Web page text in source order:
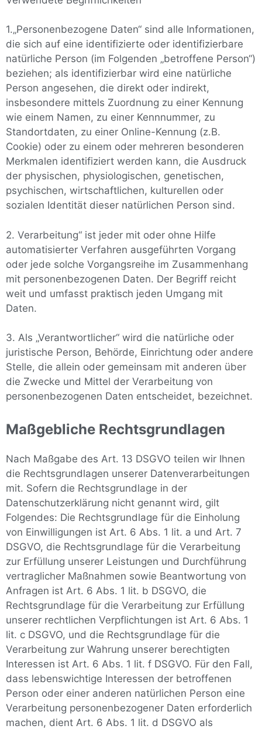
1.„Personenbezogene Daten“ sind alle Informationen,
die sich auf eine identifizierte oder identifizierbare
natürliche Person (im Folgenden „betroffene Person“)
beziehen; als identifizierbar wird eine natürliche
Person angesehen, die direkt oder indirekt,
insbesondere mittels Zuordnung zu einer Kennung
wie einem Namen, zu einer Kennnummer, zu
Standortdaten, zu einer Online-Kennung (z.B.
Cookie) oder zu einem oder mehreren besonderen
Merkmalen identifiziert werden kann, die Ausdruck
der physischen, physiologischen, genetischen,
psychischen, wirtschaftlichen, kulturellen oder
sozialen Identität dieser natürlichen Person sind.
2. Verarbeitung“ ist jeder mit oder ohne Hilfe
automatisierter Verfahren ausgeführten Vorgang
oder jede solche Vorgangsreihe im Zusammenhang
mit personenbezogenen Daten. Der Begriff reicht
weit und umfasst praktisch jeden Umgang mit
Daten.
3. Als „Verantwortlicher“ wird die natürliche oder
juristische Person, Behörde, Einrichtung oder andere
Stelle, die allein oder gemeinsam mit anderen über
die Zwecke und Mittel der Verarbeitung von
personenbezogenen Daten entscheidet, bezeichnet.
Maßgebliche Rechtsgrundlagen
Nach Maßgabe des Art. 13 DSGVO teilen wir Ihnen
die Rechtsgrundlagen unserer Datenverarbeitungen
mit. Sofern die Rechtsgrundlage in der
Datenschutzerklärung nicht genannt wird, gilt
Folgendes: Die Rechtsgrundlage für die Einholung
von Einwilligungen ist Art. 6 Abs. 1 lit. a und Art. 7
DSGVO, die Rechtsgrundlage für die Verarbeitung
zur Erfüllung unserer Leistungen und Durchführung
vertraglicher Maßnahmen sowie Beantwortung von
Anfragen ist Art. 6 Abs. 1 lit. b DSGVO, die
Rechtsgrundlage für die Verarbeitung zur Erfüllung
unserer rechtlichen Verpflichtungen ist Art. 6 Abs. 1
lit. c DSGVO, und die Rechtsgrundlage für die
Verarbeitung zur Wahrung unserer berechtigten
Interessen ist Art. 6 Abs. 1 lit. f DSGVO. Für den Fall,
dass lebenswichtige Interessen der betroffenen
Person oder einer anderen natürlichen Person eine
Verarbeitung personenbezogener Daten erforderlich
machen, dient Art. 6 Abs. 1 lit. d DSGVO als